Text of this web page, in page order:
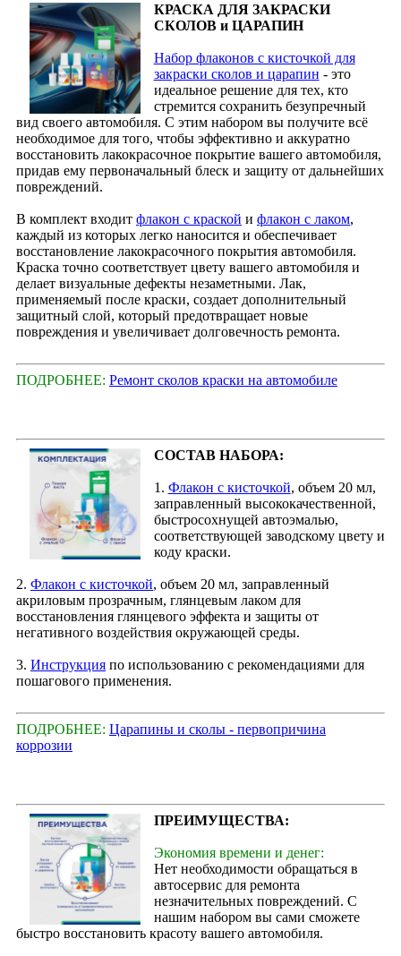
КРАСКА ДЛЯ ЗАКРАСКИ
СКОЛОВ и ЦАРАПИН
Набор флаконов с кисточкой для
закраски сколов и царапин - это
идеальное решение для тех, кто
стремится сохранить безупречный
вид своего автомобиля. С этим набором вы получите всё
необходимое для того, чтобы эффективно и аккуратно
восстановить лакокрасочное покрытие вашего автомобиля,
придав ему первоначальный блеск и защиту от дальнейших
повреждений.
В комплект входит флакон с краской и флакон с лаком,
каждый из которых легко наносится и обеспечивает
восстановление лакокрасочного покрытия автомобиля.
Краска точно соответствует цвету вашего автомобиля и
делает визуальные дефекты незаметными. Лак,
применяемый после краски, создает дополнительный
защитный слой, который предотвращает новые
повреждения и увеличивает долговечность ремонта.
ПОДРОБНЕЕ: Ремонт сколов краски на автомобиле
СОСТАВ НАБОРА:
1. Флакон с кисточкой, объем 20 мл,
заправленный высококачественной,
быстросохнущей автоэмалью,
соответствующей заводскому цвету и
коду краски.
2. Флакон с кисточкой, объем 20 мл, заправленный
акриловым прозрачным, глянцевым лаком для
восстановления глянцевого эффекта и защиты от
негативного воздействия окружающей среды.
3. Инструкция по использованию с рекомендациями для
пошагового применения.
ПОДРОБНЕЕ: Царапины и сколы - первопричина
коррозии
ПРЕИМУЩЕСТВА:
Экономия времени и денег:
Нет необходимости обращаться в
автосервис для ремонта
незначительных повреждений. С
нашим набором вы сами сможете
быстро восстановить красоту вашего автомобиля.